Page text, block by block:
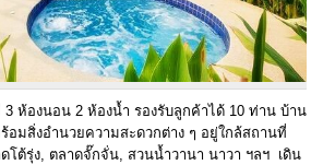
ห้องนอน 2 ห้องน้ำ รองรับลูกค้าได้ 10 ท่าน บ้าน
อมสิ่งอำนวยความสะดวกต่าง ๆ อยู่ใกล้สถานที่
โต้รุ่ง, ตลาดจั๊กจั่น, สวนน้ำวานา นาวา ฯลฯ เดิน